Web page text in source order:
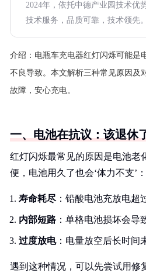
2024年，依托中德产业园技术优
技术服务，品质可靠，技术领先。
介绍： 电瓶车充电器红灯闪烁可能是
不良导致。本文解析三种常见原因及
故障，安心充电。
一、电池在抗议：该退休
红灯闪烁最常见的原因是电池老
便，电池用久了也会‘体力不支’：
寿命耗尽：铅酸电池充放电超
内部短路 ：单格电池损坏会导
过度放电：电量放空后长时间
遇到这种情况，可以先尝试用修